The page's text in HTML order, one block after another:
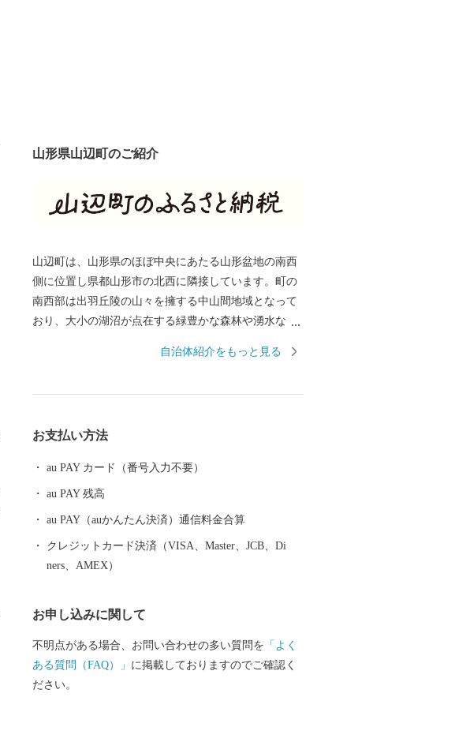
山形県山辺町のご紹介
山辺町は、⼭形県のほぼ中央にあたる⼭形盆地の南⻄
側に位置し県都⼭形市の北⻄に隣接しています。町の
南⻄部は出⽻丘陵の⼭々を擁する中⼭間地域となって
おり、⼤小の湖沼が点在する緑豊かな森林や湧⽔など
は市街地を形成し、南北に流れる須川に向かってなだ
自治体紹介をもっと見る
お支払い方法
au PAY カード（番号入力不要）
au PAY 残高
au PAY（auかんたん決済）通信料金合算
クレジットカード決済（VISA、Master、JCB、Di
ners、AMEX）
お申し込みに関して
不明点がある場合、お問い合わせの多い質問を 「よく
ある質問（FAQ）」 に掲載しておりますのでご確認く
ださい。